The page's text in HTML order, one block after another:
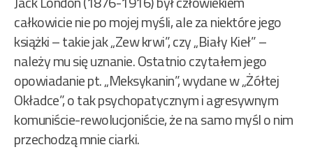
całkowicie nie po mojej myśli, ale za niektóre jego
książki – takie jak „Zew krwi”, czy „Biały Kieł” –
należy mu się uznanie. Ostatnio czytałem jego
opowiadanie pt. „Meksykanin”, wydane w „Żółtej
Okładce”, o tak psychopatycznym i agresywnym
komuniście-rewolucjoniście, że na samo myśl o nim
przechodzą mnie ciarki.